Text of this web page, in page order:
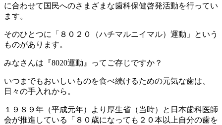
に合わせて国民へのさまざまな歯科保健啓発活動を行ってい
ます。
そのひとつに「８０２０（ハチマルニイマル）運動」という
ものがあります。
みなさんは『8020運動』ってご存じですか？
いつまでもおいしいものを食べ続けるための元気な歯は、
日々の手入れから。
１９８９年（平成元年）より厚生省（当時）と日本歯科医師
会が推進している「８０歳になっても２０本以上自分の歯を